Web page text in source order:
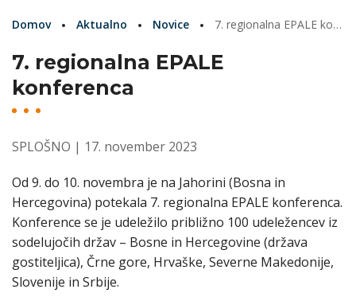
Domov Aktualno Novice 7. regionalna EPALE konferenca
7. regionalna EPALE
konferenca
SPLOŠNO | 17. november 2023
Od 9. do 10. novembra je na Jahorini (Bosna in
Hercegovina) potekala 7. regionalna EPALE konferenca.
Konference se je udeležilo približno 100 udeležencev iz
sodelujočih držav – Bosne in Hercegovine (država
gostiteljica), Črne gore, Hrvaške, Severne Makedonije,
Slovenije in Srbije.